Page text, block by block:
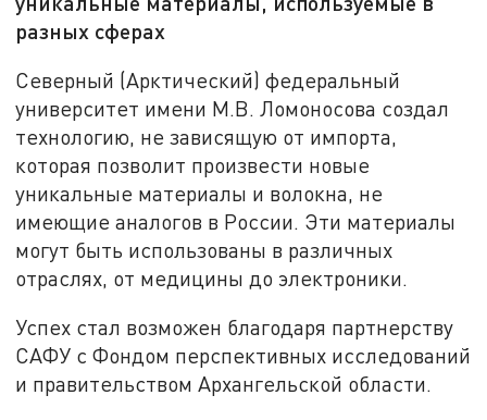
разных сферах
Северный (Арктический) федеральный
университет имени М.В. Ломоносова создал
технологию, не зависящую от импорта,
которая позволит произвести новые
уникальные материалы и волокна, не
имеющие аналогов в России. Эти материалы
могут быть использованы в различных
отраслях, от медицины до электроники.
Успех стал возможен благодаря партнерству
САФУ с Фондом перспективных исследований
и правительством Архангельской области.